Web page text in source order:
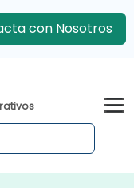
con Nosotros